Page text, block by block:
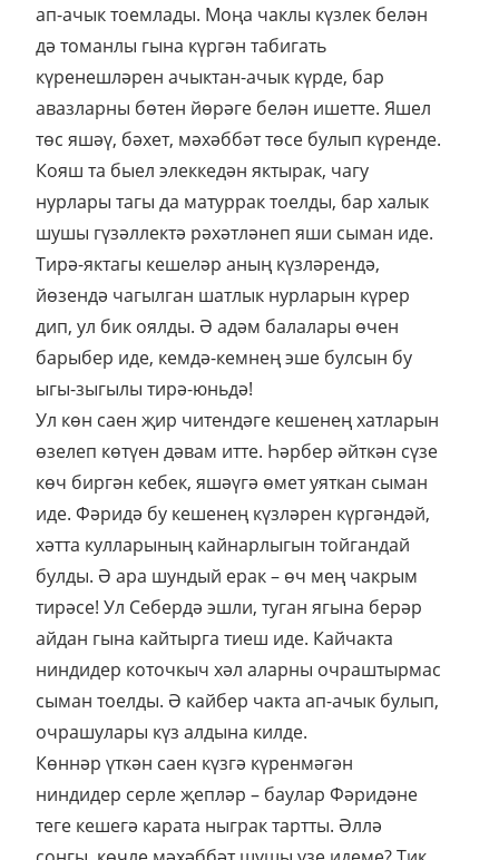
ап-ачык тоемлады. Моңа чаклы күзлек белән
дә томанлы гына күргән табигать
күренешләрен ачыктан-ачык күрде, бар
авазларны бөтен йөрәге белән ишетте. Яшел
төс яшәү, бәхет, мәхәббәт төсе булып күренде.
Кояш та быел элеккедән яктырак, чагу
нурлары тагы да матуррак тоелды, бар халык
шушы гүзәллектә рәхәтләнеп яши сыман иде.
Тирә-яктагы кешеләр аның күзләрендә,
йөзендә чагылган шатлык нурларын күрер
дип, ул бик оялды. Ә адәм балалары өчен
барыбер иде, кемдә-кемнең эше булсын бу
ыгы-зыгылы тирә-юньдә!
Ул көн саен җир читендәге кешенең хатларын
өзелеп көтүен дәвам итте. Һәрбер әйткән сүзе
көч биргән кебек, яшәүгә өмет уяткан сыман
иде. Фәридә бу кешенең күзләрен күргәндәй,
хәтта кулларының кайнарлыгын тойгандай
булды. Ә ара шундый ерак – өч мең чакрым
тирәсе! Ул Себердә эшли, туган ягына берәр
айдан гына кайтырга тиеш иде. Кайчакта
ниндидер коточкыч хәл аларны очраштырмас
сыман тоелды. Ә кайбер чакта ап-ачык булып,
очрашулары күз алдына килде.
Көннәр үткән саен күзгә күренмәгән
ниндидер серле җепләр – баулар Фәридәне
теге кешегә карата ныграк тартты. Әллә